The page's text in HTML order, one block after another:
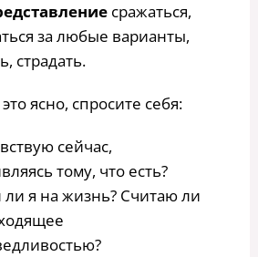
сражаться,
за любые варианты,
страдать.
ясно, спросите себя:
сейчас,
тому, что есть?
я на жизнь? Считаю ли